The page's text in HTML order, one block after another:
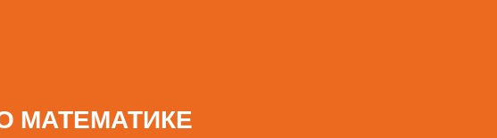
МАТЕМАТИКЕ